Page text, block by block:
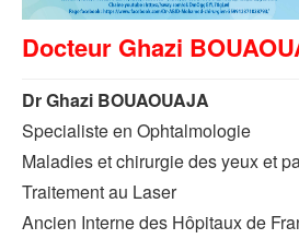
Docteur Ghazi
Dr Ghazi BOUAOUAJA
Specialiste en Ophtalmologie
Maladies et chirurgie des yeux et
Traitement au Laser
Ancien Interne des Hôpitaux de